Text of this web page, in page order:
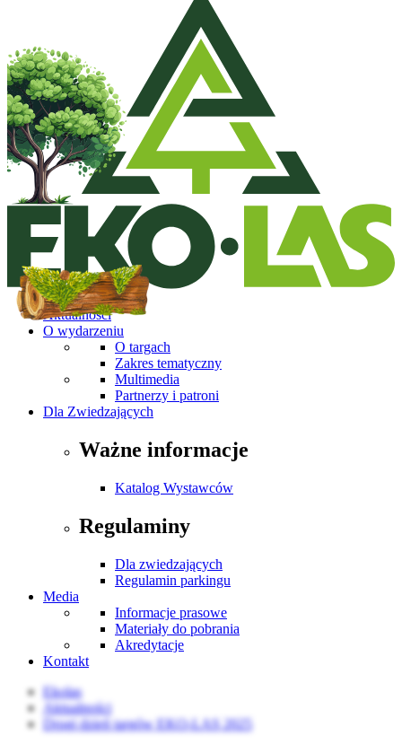
Aktualności
O wydarzeniu
O targach
Zakres tematyczny
Multimedia
Partnerzy i patroni
Dla Zwiedzających
Ważne informacje
Katalog Wystawców
Regulaminy
Dla zwiedzających
Regulamin parkingu
Media
Informacje prasowe
Materiały do pobrania
Akredytacje
Kontakt
Ekolas
Aktualności
Drugi dzień targów EKO-LAS 2025